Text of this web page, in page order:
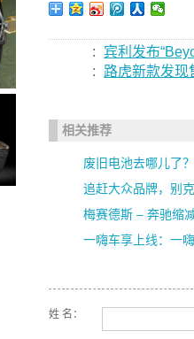
:
宾利发布
:
路虎新款发现
相关推荐
废旧电池去哪儿了
追赶大众品牌，别
梅赛德斯 – 奔驰缩
一嗨车享上线：一
姓 名：